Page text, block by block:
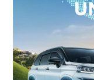
Promo
Terbaru